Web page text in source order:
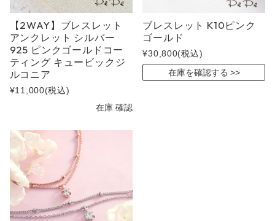
【2WAY】ブレスレット
アンクレット シルバー
925 ピンクゴールドコー
ティング キュービックジ
ルコニア
¥11,000(税込)
在庫 確認
ブレスレット K10ピンク
ゴールド
¥30,800(税込)
在庫を確認する